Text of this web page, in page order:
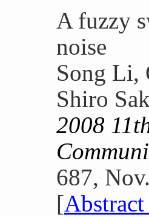
A fuzzy
noise
Song Li,
Shiro
2008
687,
[Abstract